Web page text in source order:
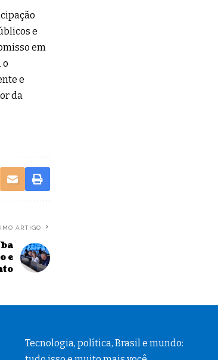
e
em
o
e
da
ARTIGO
e
Tecnologia, política, Brasil e mundo: